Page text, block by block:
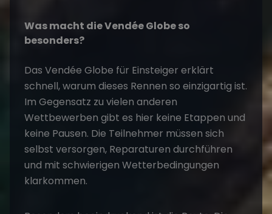
Was macht die Vendée Globe so
besonders?
Das Vendée Globe für Einsteiger erklärt
schnell, warum dieses Rennen so einzigartig ist.
Im Gegensatz zu vielen anderen
Wettbewerben gibt es hier keine Etappen und
keine Pausen. Die Teilnehmer müssen sich
selbst versorgen, Reparaturen durchführen
und mit schwierigen Wetterbedingungen
klarkommen.